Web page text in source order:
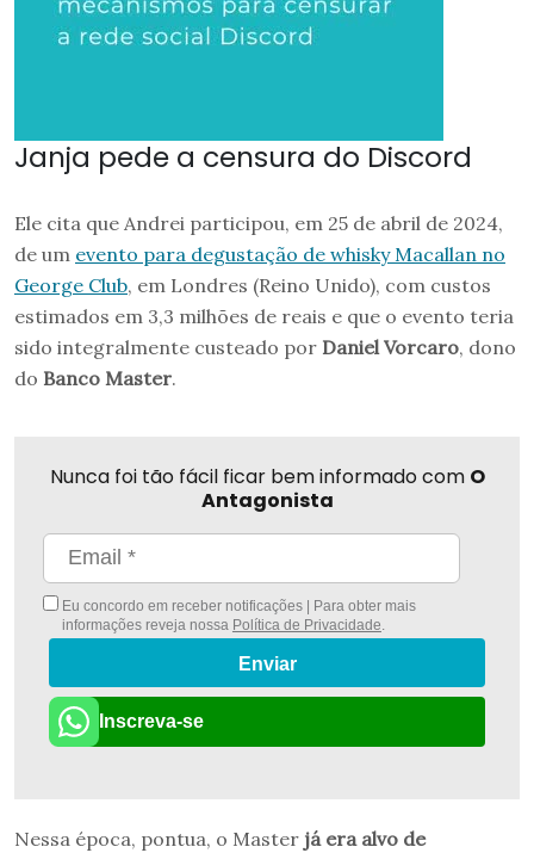
Janja pede a censura do Discord
Ele cita que Andrei participou, em 25 de abril de 2024,
de um evento para degustação de whisky Macallan no
George Club, em Londres (Reino Unido), com custos
estimados em 3,3 milhões de reais e que o evento teria
sido integralmente custeado por Daniel Vorcaro, dono
do Banco Master.
Nunca foi tão fácil ficar bem informado com O
Antagonista
Eu concordo em receber notificações | Para obter mais
informações reveja nossa Política de Privacidade
Enviar
Inscreva-se
Nessa época, pontua, o Master já era alvo de